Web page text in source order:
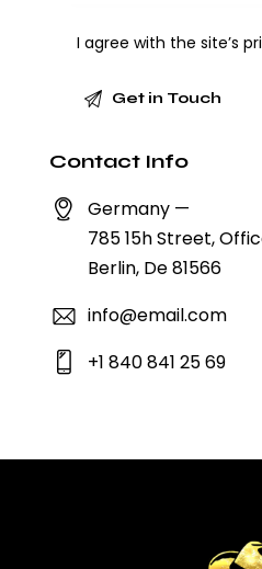
I agree with the site’s
Contact Info
Germany —
785 15h Street,
Berlin, De 81566
info@email.com
+1 840 841 25 69